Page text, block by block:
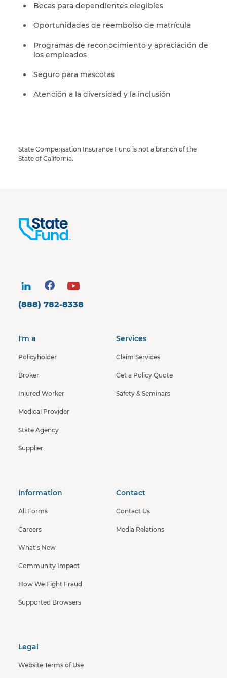
Becas para dependientes elegibles
Oportunidades de reembolso de matrícula
Programas de reconocimiento y apreciación de
los empleados
Seguro para mascotas
Atención a la diversidad y la inclusión
State Compensation Insurance Fund is not a branch of the
State of California.
(888) 782-8338
I'm a
Policyholder
Broker
Injured Worker
Medical Provider
State Agency
Supplier
Services
Claim Services
Get a Policy Quote
Safety & Seminars
Information
All Forms
Careers
What's New
Community Impact
How We Fight Fraud
Supported Browsers
Contact
Contact Us
Media Relations
Legal
Website Terms of Use